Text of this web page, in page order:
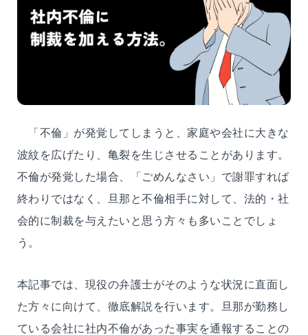
「不倫」が発覚してしまうと、家庭や会社に大きな
波紋を広げたり、亀裂を生じさせることがあります。
不倫が発覚した場合、「ごめんなさい」で謝罪すれば
終わりではなく、旦那と不倫相手に対して、法的・社
会的に制裁を与えたいと思う方々も多いことでしょ
う。
本記事では、現役の弁護士がそのような状況に直面し
た方々に向けて、徹底解説を行います。旦那が勤務し
ている会社に社内不倫があった事実を通報することの